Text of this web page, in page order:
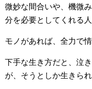
微妙な間合いや、機微
分を必要としてくれる人
モノがあれば、全力で
下手な生き方だと、泣
が、そうとしか生きら